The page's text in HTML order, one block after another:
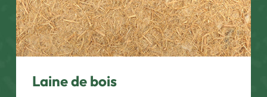
Laine de bois